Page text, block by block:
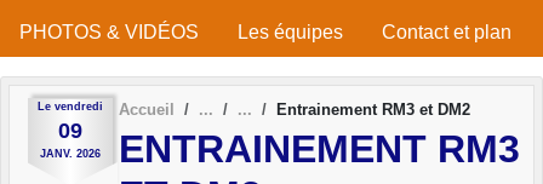
PHOTOS & VIDÉOS Les équipes Contact et plan
Le vendredi
09
JANV. 2026
Accueil Entrainement RM3 et DM2
ENTRAINEMENT RM3